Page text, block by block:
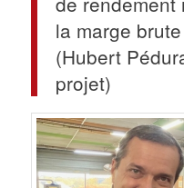
la marge
(Hubert
projet)